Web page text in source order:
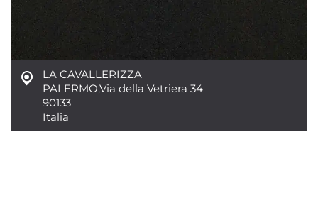
LA CAVALLERIZZA
PALERMO,Via della Vetriera 34
90133
Italia